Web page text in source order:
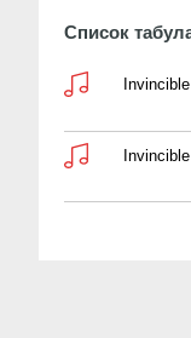
Список
Invincible